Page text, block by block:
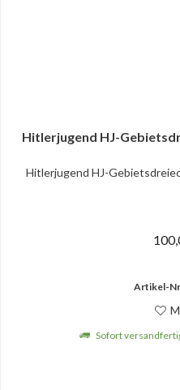
Hitlerjugend HJ-
Hitlerjugend HJ-
Artikel-
Sofort